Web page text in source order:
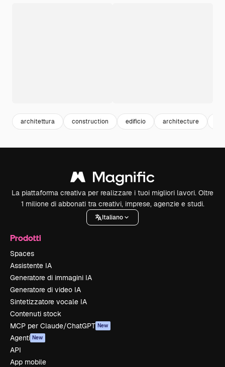
architettura construction edificio architecture
La piattaforma creativa per realizzare i tuoi migliori lavori. Oltre
1 milione di abbonati tra creativi, imprese, agenzie e studi.
Italiano
Prodotti
Spaces
Assistente IA
Generatore di immagini IA
Generatore di video IA
Sintetizzatore vocale IA
Contenuti stock
MCP per Claude/ChatGPT New
Agenti New
API
App mobile